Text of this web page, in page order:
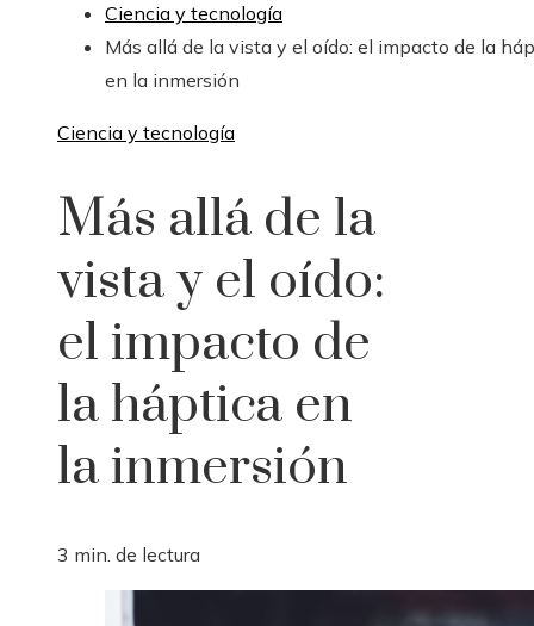
Ciencia y tecnología
Más allá de la vista y el oído: el impacto de la
en la inmersión
Ciencia y tecnología
Más allá de la
vista y el oído:
el impacto de
la háptica en
la inmersión
3 min. de lectura